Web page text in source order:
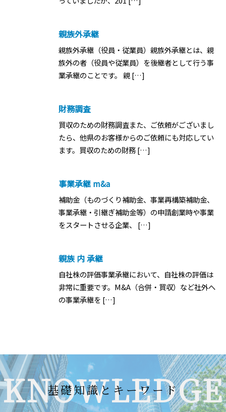
親族外承継
親族外承継（役員・従業員）親族外承継とは、親
族外の者（役員や従業員）を後継者として行う事
業承継のことです。 親 […]
財務調査
買収のための財務調査また、ご依頼がございまし
たら、他県のお客様からのご依頼にも対応してい
ます。買収のための財務 […]
事業承継 m&a
補助金（ものづくり補助金、事業再構築補助金、
事業承継・引継ぎ補助金等）の申請創業時や事業
をスタートさせる企業、 […]
親族 内 承継
自社株の評価事業承継において、自社株の評価は
非常に重要です。M&A（合併・買収）など社外へ
の事業承継を […]
KNOWLEDGE
基礎知識とキーワード